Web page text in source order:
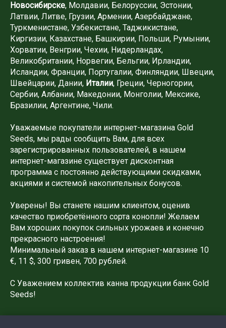
Новосибирске, Молдавии, Белоруссии, Эстонии,
Латвии, Литве, Грузии, Армении, Азербайджане,
Туркменистане, Узбекистане, Таджикистане,
Киргизии, Казахстане, Башкирии, Польши, Румынии,
Хорватии, Венгрии, Чехии, Нидерландах,
Великобритании, Норвегии, Бельгии, Ирландии,
Исландии, Франции, Португалии, Финляндии, Швеции,
Швейцарии, Дании, Италии, Греции, Черногории,
Сербии, Албании, Македонии, Монголии, Мексике,
Бразилии, Аргентине, Чили.
Уважаемые покупатели интернет-магазина Gold
Seeds, мы рады сообщить Вам, для всех
зарегистрированных пользователей, в нашем
интернет-магазине существует дисконтная
программа с постоянно действующими скидками,
акциями и системой накопительных бонусов.
Уверены! Вы станете нашим клиентом, оценив
качество приобретённого сорта конопли! Желаем
Вам хороших покупок сильных урожаев и конечно
прекрасного настроения!
Минимальный заказ в нашем интернет-магазине 10
€, 11 $, 300 гривен, 700 рублей.
С Уважением коллектив канна продукции банк Gold
Seeds!